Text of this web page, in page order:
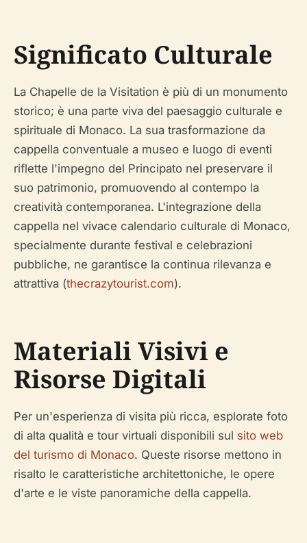
Significato Culturale
La Chapelle de la Visitation è più di un monumento
storico; è una parte viva del paesaggio culturale e
spirituale di Monaco. La sua trasformazione da
cappella conventuale a museo e luogo di eventi
riflette l'impegno del Principato nel preservare il
suo patrimonio, promuovendo al contempo la
creatività contemporanea. L'integrazione della
cappella nel vivace calendario culturale di Monaco,
specialmente durante festival e celebrazioni
pubbliche, ne garantisce la continua rilevanza e
attrattiva (thecrazytourist.com).
Materiali Visivi e
Risorse Digitali
Per un'esperienza di visita più ricca, esplorate foto
di alta qualità e tour virtuali disponibili sul sito web
del turismo di Monaco. Queste risorse mettono in
risalto le caratteristiche architettoniche, le opere
d'arte e le viste panoramiche della cappella.